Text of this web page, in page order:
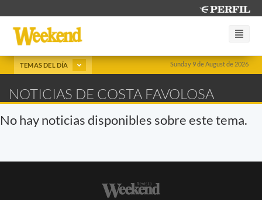
Sunday 9 de August de 2026
TEMAS DEL DÍA
NOTICIAS DE COSTA FAVOLOSA
No hay noticias disponibles sobre este tema.